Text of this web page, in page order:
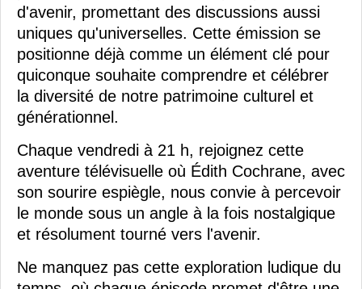
d'avenir, promettant des discussions aussi
uniques qu'universelles. Cette émission se
positionne déjà comme un élément clé pour
quiconque souhaite comprendre et célébrer
la diversité de notre patrimoine culturel et
générationnel.
Chaque vendredi à 21 h, rejoignez cette
aventure télévisuelle où Édith Cochrane, avec
son sourire espiègle, nous convie à percevoir
le monde sous un angle à la fois nostalgique
et résolument tourné vers l'avenir.
Ne manquez pas cette exploration ludique du